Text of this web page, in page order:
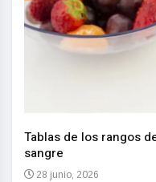
Tablas de los rangos
sangre
28 junio, 2026